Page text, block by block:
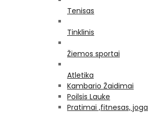
Tenisas
Tinklinis
Žiemos sportai
Atletika
Kambario Žaidimai
Poilsis Lauke
Pratimai ,fitnesas, joga